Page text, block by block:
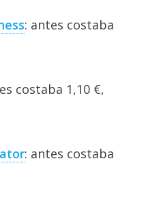
: antes costaba
costaba 1,10 €,
: antes costaba